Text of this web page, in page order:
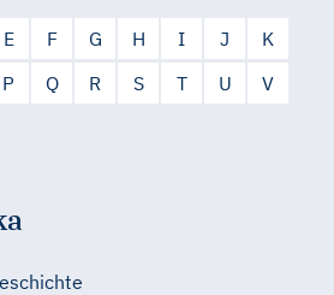
E F G H I J
K
P Q R S T U
V